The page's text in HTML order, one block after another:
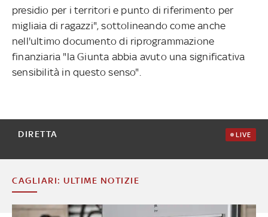
presidio per i territori e punto di riferimento per
migliaia di ragazzi", sottolineando come anche
nell'ultimo documento di riprogrammazione
finanziaria "la Giunta abbia avuto una significativa
sensibilità in questo senso".
DIRETTA LIVE
CAGLIARI: ULTIME NOTIZIE